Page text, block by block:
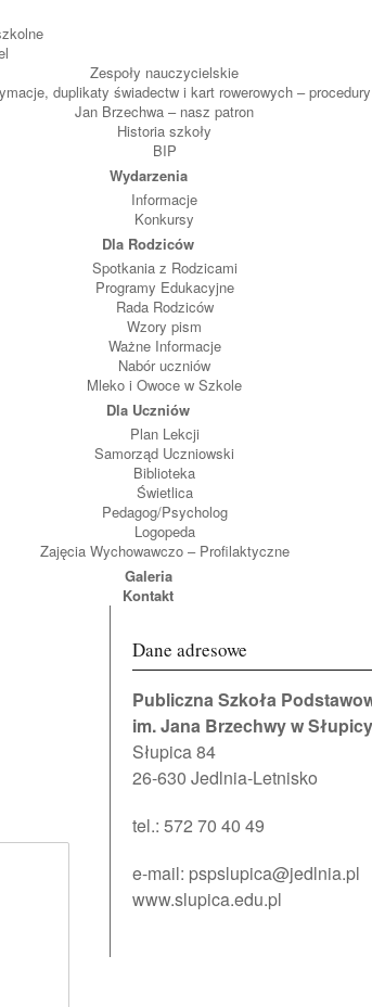
Zespoły nauczycielskie
duplikaty świadectw i kart rowerowych – procedury
Jan Brzechwa – nasz patron
Historia szkoły
BIP
Wydarzenia
Informacje
Konkursy
Dla Rodziców
Spotkania z Rodzicami
Programy Edukacyjne
Rada Rodziców
Wzory pism
Ważne Informacje
Nabór uczniów
Mleko i Owoce w Szkole
Dla Uczniów
Plan Lekcji
Samorząd Uczniowski
Biblioteka
Świetlica
Pedagog/Psycholog
Logopeda
Zajęcia Wychowawczo – Profilaktyczne
Galeria
Kontakt
Dane adresowe
Publiczna Szkoła
im. Jana Brzechwy w Słupicy
Słupica 84
26-630 Jedlnia-Letnisko
tel.: 572 70 40 49
e-mail: pspslupica@jedlnia.pl
www.slupica.edu.pl